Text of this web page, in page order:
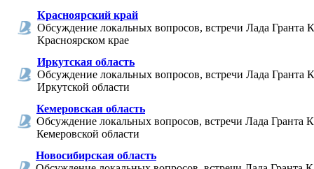
Красноярский край
Обсуждение локальных вопросов, встречи Лада Гранта
Красноярском крае
Иркутская область
Обсуждение локальных вопросов, встречи Лада Гранта
Иркутской области
Кемеровская область
Обсуждение локальных вопросов, встречи Лада Гранта
Кемеровской области
Новосибирская область